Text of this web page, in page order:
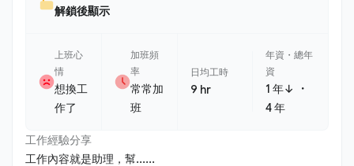
解鎖後顯示
上班心
情
想換工
作了
加班頻
率
常常加
班
日均工時
9 hr
年資・總年
資
1 年↓ ・
4 年
工作經驗分享
工作內容就是助理，幫......